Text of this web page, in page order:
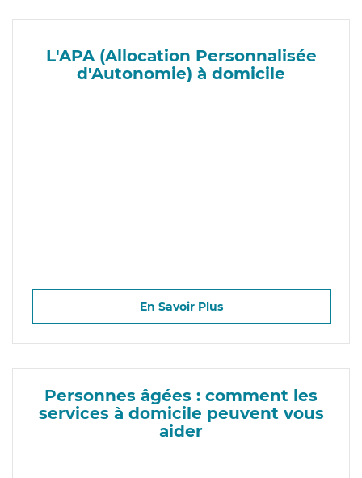
L'APA (Allocation Personnalisée
d'Autonomie) à domicile
En Savoir Plus
Personnes âgées : comment les
services à domicile peuvent vous
aider